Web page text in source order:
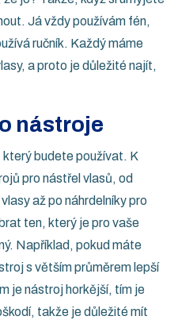
Já vždy používám fén,
ručník. Každý máme
a proto je důležité najít,
nástroje
budete používat. K
pro nástřel vlasů, od
až po náhrdelníky pro
ten, který je pro vaše
Například, pokud máte
s větším průměrem lepší
je nástroj horkější, tím je
takže je důležité mít